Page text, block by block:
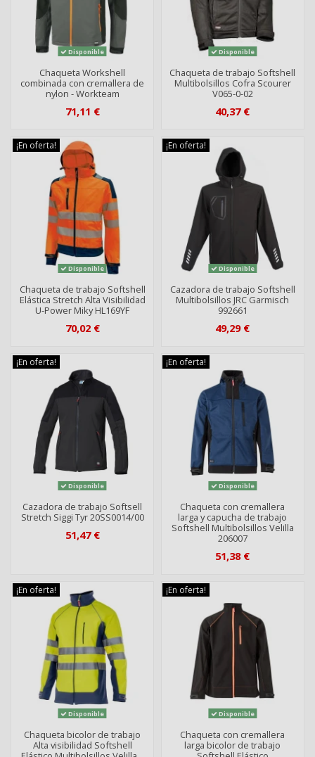
Disponible
Chaqueta Workshell
combinada con cremallera de
nylon - Workteam
71,11 €
Disponible
Chaqueta de trabajo Softshell
Multibolsillos Cofra Scourer
V065-0-02
40,37 €
¡En oferta!
Disponible
Chaqueta de trabajo Softshell
Elástica Stretch Alta Visibilidad
U-Power Miky HL169YF
70,02 €
¡En oferta!
Disponible
Cazadora de trabajo Softshell
Multibolsillos JRC Garmisch
992661
49,29 €
¡En oferta!
Disponible
Cazadora de trabajo Softsell
Stretch Siggi Tyr 20SS0014/00
51,47 €
¡En oferta!
Disponible
Chaqueta con cremallera
larga y capucha de trabajo
Softshell Multibolsillos Velilla
206007
51,38 €
¡En oferta!
Disponible
Chaqueta bicolor de trabajo
Alta visibilidad Softshell
¡En oferta!
Disponible
Chaqueta con cremallera
larga bicolor de trabajo